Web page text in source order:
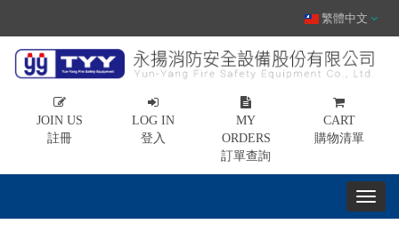
繁體中文
JOIN US
註冊
LOG IN
登入
MY
ORDERS
訂單查詢
CART
購物清單